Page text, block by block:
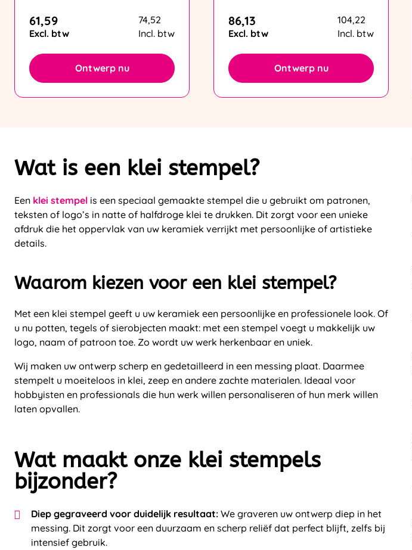
61,59
Excl. btw
74,52
Incl. btw
Ontwerp nu
86,13
Excl. btw
104,22
Incl. btw
Ontwerp nu
Wat is een klei stempel?
Een klei stempel is een speciaal gemaakte stempel die u gebruikt om patronen,
teksten of logo’s in natte of halfdroge klei te drukken. Dit zorgt voor een unieke
afdruk die het oppervlak van uw keramiek verrijkt met persoonlijke of artistieke
details.
Waarom kiezen voor een klei stempel?
Met een klei stempel geeft u uw keramiek een persoonlijke en professionele look. Of
u nu potten, tegels of sierobjecten maakt: met een stempel voegt u makkelijk uw
logo, naam of patroon toe. Zo wordt uw werk herkenbaar en uniek.
Wij maken uw ontwerp scherp en gedetailleerd in een messing plaat. Daarmee
stempelt u moeiteloos in klei, zeep en andere zachte materialen. Ideaal voor
hobbyisten en professionals die hun werk willen personaliseren of hun merk willen
laten opvallen.
Wat maakt onze klei stempels
bijzonder?
Diep gegraveerd voor duidelijk resultaat: We graveren uw ontwerp diep in het
messing. Dit zorgt voor een duurzaam en scherp reliëf dat perfect blijft, zelfs bij
intensief gebruik.